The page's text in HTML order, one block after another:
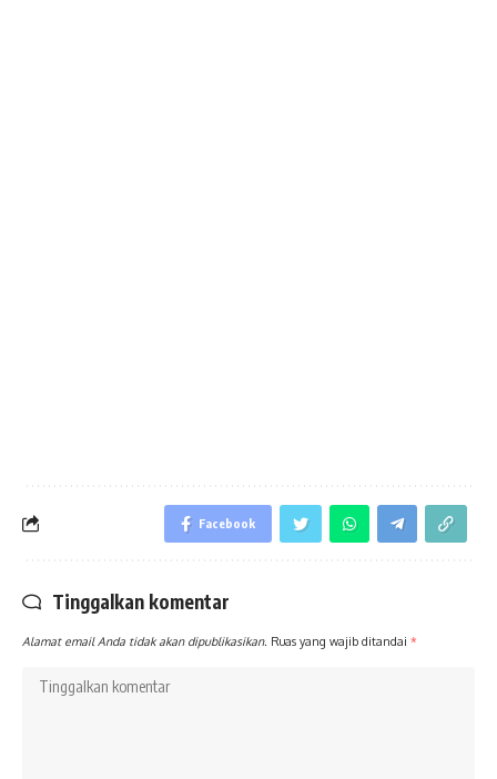
Facebook
Tinggalkan komentar
Alamat email Anda tidak akan dipublikasikan. Ruas yang wajib ditandai *